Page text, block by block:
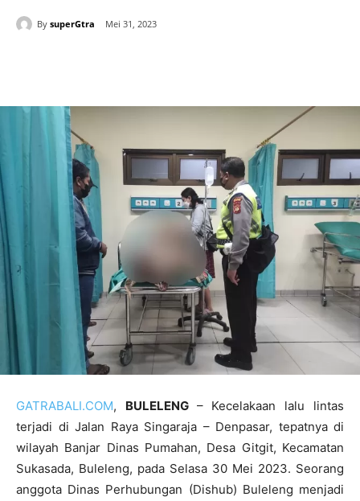
By superGtra Mei 31, 2023
GATRABALI.COM, BULELENG – Kecelakaan lalu lintas
terjadi di Jalan Raya Singaraja – Denpasar, tepatnya di
wilayah Banjar Dinas Pumahan, Desa Gitgit, Kecamatan
Sukasada, Buleleng, pada Selasa 30 Mei 2023. Seorang
anggota Dinas Perhubungan (Dishub) Buleleng menjadi